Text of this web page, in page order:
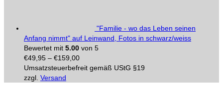
"Familie - wo das Leben seinen
Anfang nimmt" auf Leinwand, Fotos in schwarz/weiss
Bewertet mit 5.00 von 5
€49,95 – €159,00
Umsatzsteuerbefreit gemäß UStG §19
zzgl. Versand